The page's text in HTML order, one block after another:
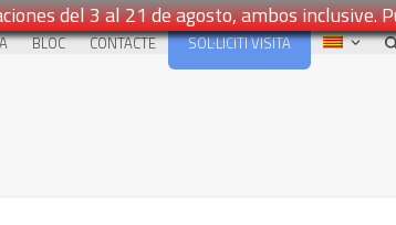
del 3 al 21 de agosto, ambos inclusive.
BLOC CONTACTE SOL·LICITI VISITA